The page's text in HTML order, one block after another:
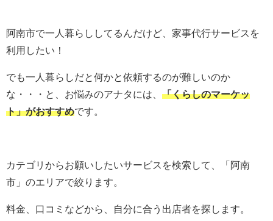
阿南市で一人暮らししてるんだけど、家事代行サービスを
利用したい！
でも一人暮らしだと何かと依頼するのが難しいのか
な・・・と、お悩みのアナタには、 「くらしのマーケッ
ト」がおすすめです。
カテゴリからお願いしたいサービスを検索して、「阿南
市」のエリアで絞ります。
料金、口コミなどから、自分に合う出店者を探します。